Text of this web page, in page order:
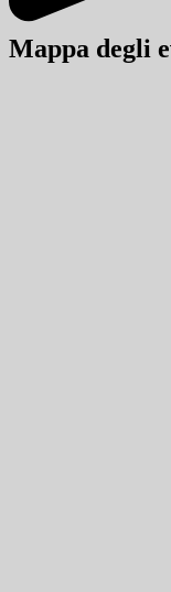
Mappa degli